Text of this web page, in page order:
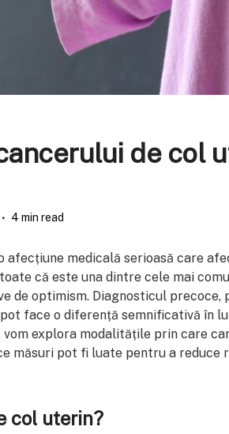
de col
4 min read
afecțiune medicală serioasă care
că este una dintre cele mai
de optimism. Diagnosticul precoce,
face o diferență semnificativă în
explora modalitățile prin care
măsuri pot fi luate pentru a reduce
col uterin?